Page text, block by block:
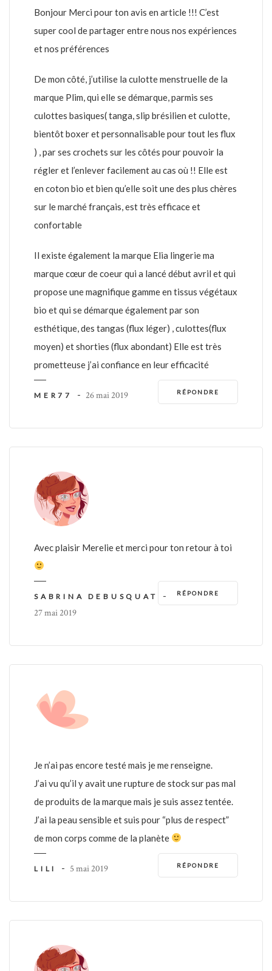
Bonjour Merci pour ton avis en article !!! C’est
super cool de partager entre nous nos expériences
et nos préférences
De mon côté, j’utilise la culotte menstruelle de la
marque Plim, qui elle se démarque, parmis ses
culottes basiques( tanga, slip brésilien et culotte,
bientôt boxer et personnalisable pour tout les flux
) , par ses crochets sur les côtés pour pouvoir la
régler et l’enlever facilement au cas où !! Elle est
en coton bio et bien qu’elle soit une des plus chères
sur le marché français, est très efficace et
confortable
Il existe également la marque Elia lingerie ma
marque cœur de coeur qui a lancé début avril et qui
propose une magnifique gamme en tissus végétaux
bio et qui se démarque également par son
esthétique, des tangas (flux léger) , culottes(flux
moyen) et shorties (flux abondant) Elle est très
prometteuse j’ai confiance en leur efficacité
RÉPONDRE
MER77 - 26 mai 2019
Avec plaisir Merelie et merci pour ton retour à toi
RÉPONDRE
SABRINA DEBUSQUAT -
27 mai 2019
Je n’ai pas encore testé mais je me renseigne.
J’ai vu qu’il y avait une rupture de stock sur pas mal
de produits de la marque mais je suis assez tentée.
J’ai la peau sensible et suis pour “plus de respect”
de mon corps comme de la planète
RÉPONDRE
LILI - 5 mai 2019